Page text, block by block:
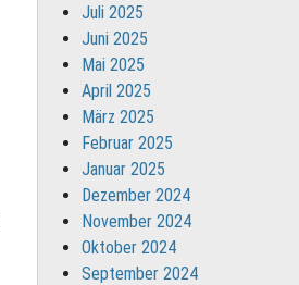
Juli 2025
Juni 2025
Mai 2025
April 2025
März 2025
Februar 2025
Januar 2025
Dezember 2024
November 2024
Oktober 2024
September 2024